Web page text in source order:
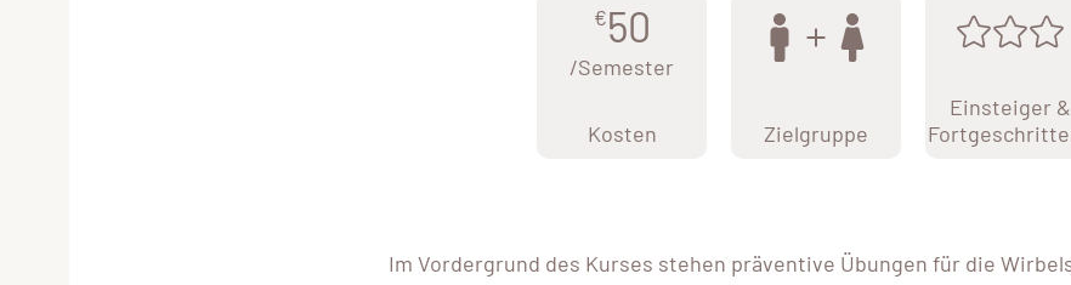
€50
/Semester
Kosten Zielgruppe
Einsteiger &
Im Vordergrund des Kurses stehen präventive Übungen für die